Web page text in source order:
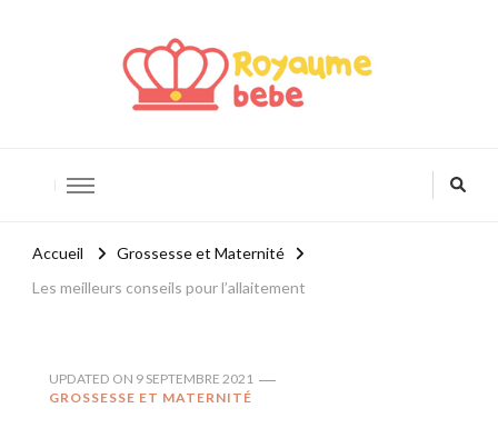
Accueil
Grossesse et Maternité
Les meilleurs conseils pour l’allaitement
UPDATED ON 9 SEPTEMBRE 2021
GROSSESSE ET MATERNITÉ